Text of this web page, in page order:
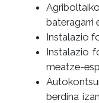
bateragarri
Instalazio
Instalazio
meatze-
berdina